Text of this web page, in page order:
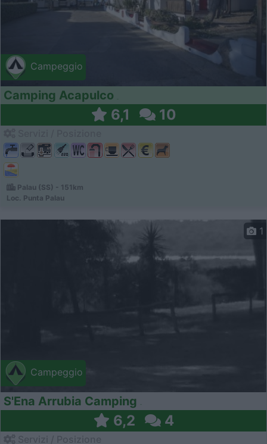
Campeggio
Camping Acapulco
6,1 10
Palau (SS) - 151km
Loc. Punta Palau
Campeggio
1
S'Ena Arrubia Camping
6,2 4